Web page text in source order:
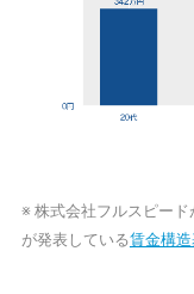
※ 株式会社フルスピード
が発表している賃金構